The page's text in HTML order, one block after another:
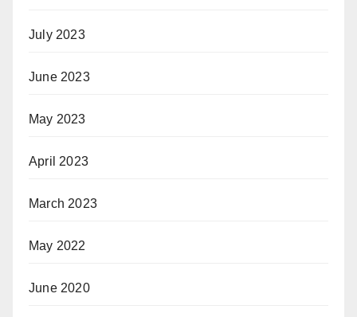
July 2023
June 2023
May 2023
April 2023
March 2023
May 2022
June 2020